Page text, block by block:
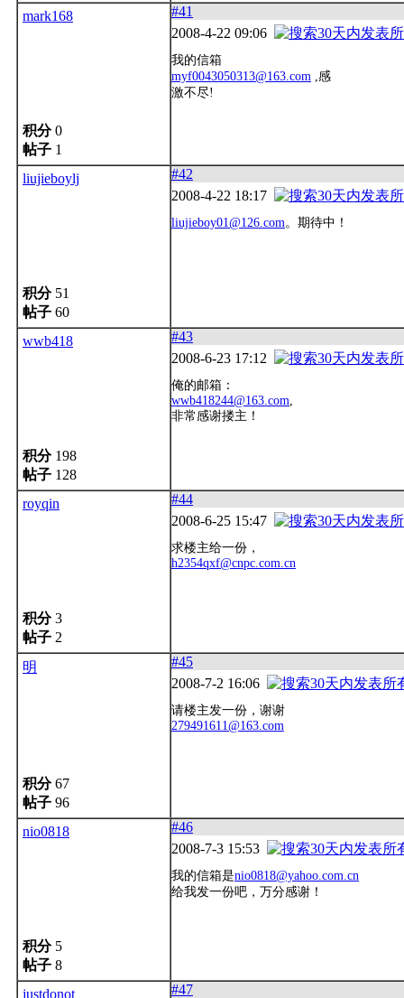
mark168
积分0
帖子 1
#41
2008-4-22 09:06
我的信箱
myf0043050313@163.com ,感
激不尽!
liujieboylj
积分51
帖子 60
#42
2008-4-22 18:17
liujieboy01@126.com。期待中！
wwb418
积分198
帖子 128
#43
2008-6-23 17:12
俺的邮箱：
wwb418244@163.com,
非常感谢搂主！
royqin
积分3
帖子 2
#44
2008-6-25 15:47
求楼主给一份，
h2354qxf@cnpc.com.cn
明
积分67
帖子 96
#45
2008-7-2 16:06
请楼主发一份，谢谢
279491611@163.com
nio0818
积分5
帖子 8
#46
2008-7-3 15:53
我的信箱是nio0818@yahoo.com.cn
给我发一份吧，万分感谢！
justdonot #47